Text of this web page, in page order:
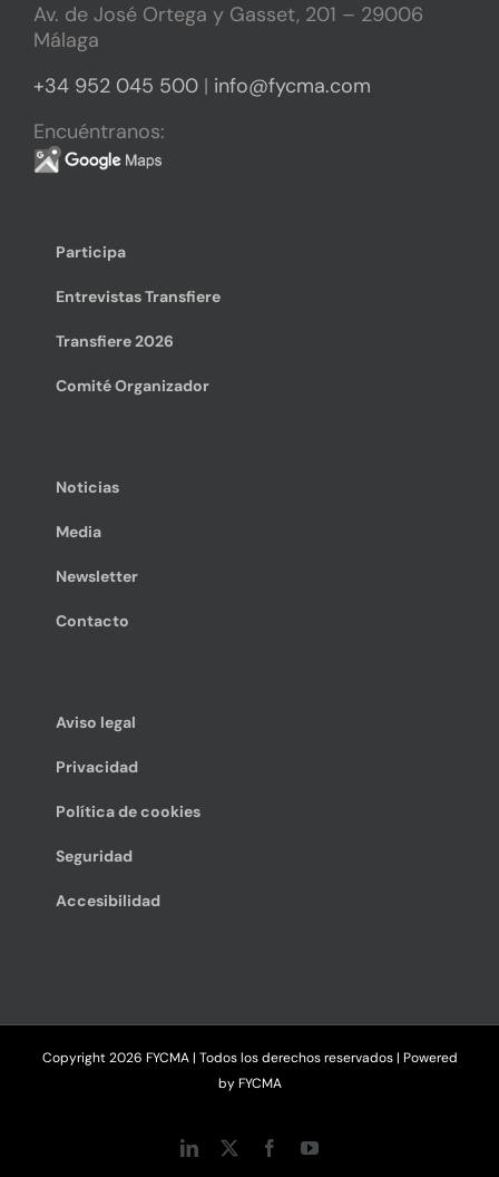
Av. de José Ortega y Gasset, 201 – 29006
Málaga
+34 952 045 500 | info@fycma.com
Encuéntranos:
Participa
Entrevistas Transfiere
Transfiere 2026
Comité Organizador
Noticias
Media
Newsletter
Contacto
Aviso legal
Privacidad
Política de cookies
Seguridad
Accesibilidad
Copyright2026 FYCMA | Todos los derechos reservados | Powered
byFYCMA
LinkedIn FacebookYouTube